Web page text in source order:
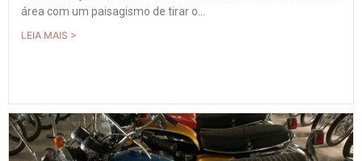
área com um paisagismo de tirar o...
LEIA MAIS >